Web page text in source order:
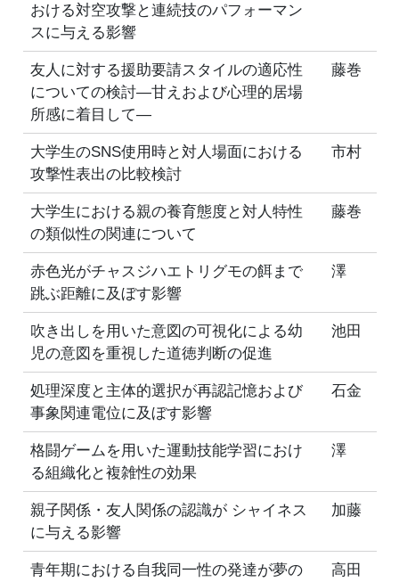
おける対空攻撃と連続技のパフォーマン
スに与える影響
友人に対する援助要請スタイルの適応性
についての検討—甘えおよび心理的居場
所感に着目して—
藤巻
大学生のSNS使用時と対人場面における
攻撃性表出の比較検討
市村
大学生における親の養育態度と対人特性
の類似性の関連について
藤巻
赤色光がチャスジハエトリグモの餌まで
跳ぶ距離に及ぼす影響
澤
吹き出しを用いた意図の可視化による幼
児の意図を重視した道徳判断の促進
池田
処理深度と主体的選択が再認記憶および
事象関連電位に及ぼす影響
石金
格闘ゲームを用いた運動技能学習におけ
る組織化と複雑性の効果
澤
親子関係・友人関係の認識が シャイネス
に与える影響
加藤
青年期における自我同一性の発達が夢の
高田